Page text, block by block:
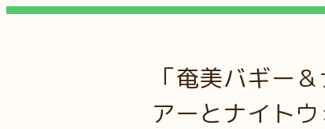
「奄美バギー
アーとナイト